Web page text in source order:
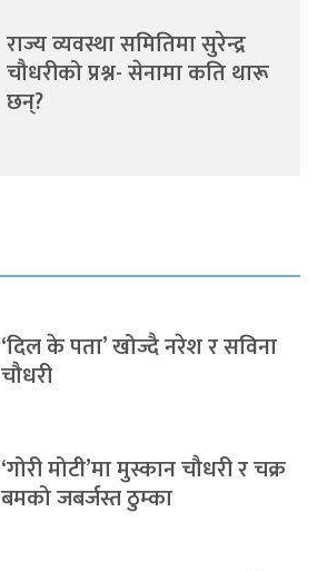
राज्य व्यवस्था समितिमा सुरेन्द्र
चौधरीको प्रश्न- सेनामा कति थारू
छन्?
‘दिल के पता’ खोज्दै नरेश र सविना
चौधरी
‘गोरी मोटी’मा मुस्कान चौधरी र चक्र
बमको जबर्जस्त ठुम्का